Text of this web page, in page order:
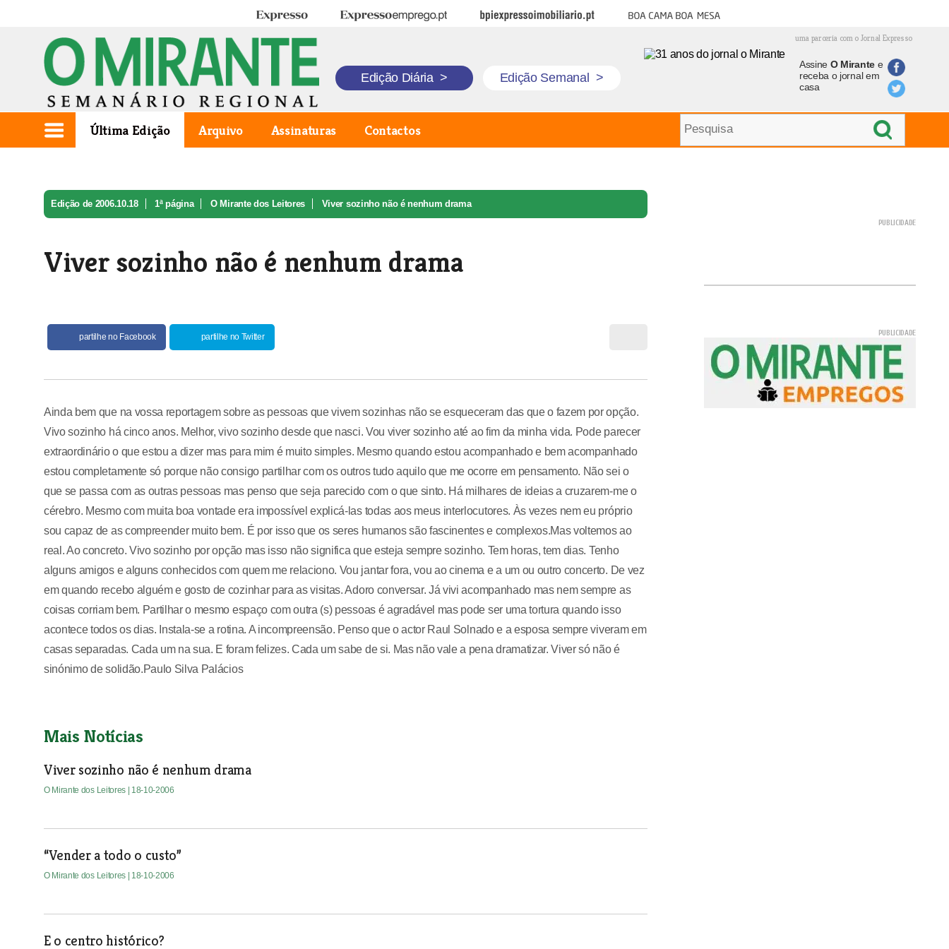
Expresso Expresso Emprego BPI Expresso Imobiliário Boa cama boa mesa
uma parceria com o Jornal Expresso
Edição Diária > Edição Semanal >
Assine O Mirantee
receba o jornal em
casa
Última Edição Arquivo Assinaturas Contactos
Edição de 2006.10.18 1ª página O Mirante dos Leitores Viver sozinho não é nenhum drama
Viver sozinho não é nenhum drama
partilhe no Facebook partilhe no Twitter
Ainda bem que na vossa reportagem sobre as pessoas que vivem sozinhas não se esqueceram das que o fazem por opção.
Vivo sozinho há cinco anos. Melhor, vivo sozinho desde que nasci. Vou viver sozinho até ao fim da minha vida. Pode parecer
extraordinário o que estou a dizer mas para mim é muito simples. Mesmo quando estou acompanhado e bem acompanhado
estou completamente só porque não consigo partilhar com os outros tudo aquilo que me ocorre em pensamento. Não sei o
que se passa com as outras pessoas mas penso que seja parecido com o que sinto. Há milhares de ideias a cruzarem-me o
cérebro. Mesmo com muita boa vontade era impossível explicá-las todas aos meus interlocutores. Às vezes nem eu próprio
sou capaz de as compreender muito bem. É por isso que os seres humanos são fascinentes e complexos.Mas voltemos ao
real. Ao concreto. Vivo sozinho por opção mas isso não significa que esteja sempre sozinho. Tem horas, tem dias. Tenho
alguns amigos e alguns conhecidos com quem me relaciono. Vou jantar fora, vou ao cinema e a um ou outro concerto. De vez
em quando recebo alguém e gosto de cozinhar para as visitas. Adoro conversar. Já vivi acompanhado mas nem sempre as
coisas corriam bem. Partilhar o mesmo espaço com outra (s) pessoas é agradável mas pode ser uma tortura quando isso
acontece todos os dias. Instala-se a rotina. A incompreensão. Penso que o actor Raul Solnado e a esposa sempre viveram em
casas separadas. Cada um na sua. E foram felizes. Cada um sabe de si. Mas não vale a pena dramatizar. Viver só não é
sinónimo de solidão.Paulo Silva Palácios
Mais Notícias
Viver sozinho não é nenhum drama
O Mirante dos Leitores | 18-10-2006
“Vender a todo o custo”
O Mirante dos Leitores | 18-10-2006
E o centro histórico?